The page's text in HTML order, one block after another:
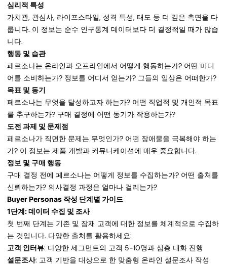
심리적 특성
가치관, 관심사, 라이프스타일, 성격 특성, 태도 등 더 깊은 측면을 다
룹니다. 이 정보는 순수 인구통계 데이터보다 더 결정적일 때가 많습
니다.
행동 및 습관
페르소나는 온라인과 오프라인에서 어떻게 행동하는가? 어떤 미디
어를 소비하는가? 정보를 어디서 얻는가? 그들의 일상은 어떠한가?
목표 및 동기
페르소나는 무엇을 달성하고자 하는가? 어떤 직업적 및 개인적 목표
를 추구하는가? 구매 결정에 어떤 동기가 작용하는가?
도전 과제 및 문제점
페르소나가 직면한 문제는 무엇인가? 어떤 장애물을 극복해야 하는
가? 이 정보는 제품 개발과 커뮤니케이션에 매우 중요합니다.
정보 및 구매 행동
구매 결정 전에 페르소나는 어떻게 정보를 수집하는가? 어떤 출처를
신뢰하는가? 의사결정 과정은 얼마나 걸리는가?
Buyer Personas 작성 단계별 가이드
1단계: 데이터 수집 및 조사
첫 번째 단계는 기존 및 잠재 고객에 대한 정보를 체계적으로 수집하
는 것입니다. 다양한 출처를 활용하세요:
고객 인터뷰: 다양한 세그먼트의 고객 5-10명과 심층 대화 진행
설문조사: 고객 기반을 대상으로 한 맞춤형 온라인 설문조사 작성